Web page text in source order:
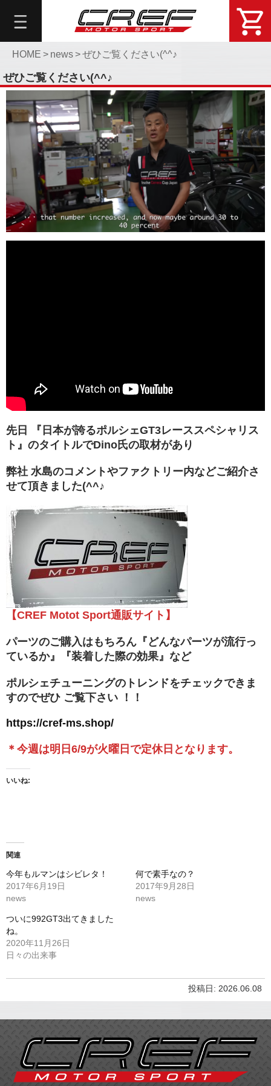
メ
ニ
ー
About
DemoCar
予
約
Online
Customer
Racing
フ
ィ
ム
GiroDisc
HOME > news>ぜひご覧ください(^^♪
ぜひご覧ください(^^♪
先日 『日本が誇るポルシェGT3レーススペシャリス
ト』のタイトルでDino氏の取材があり
弊社 水島のコメントやファクトリー内などご紹介さ
せて頂きました(^^♪
【CREF Motot Sport通販サイト】
パーツのご購入はもちろん『どんなパーツが流行っ
ているか』『装着した際の効果』など
ポルシェチューニングのトレンドをチェックできま
すのでぜひ ご覧下さい ！！
https://cref-ms.shop/
＊今週は明日6/9が火曜日で定休日となります。
いいね:
関連
今年もルマンはシビレタ！
2017年6月19日
news
何で素手なの？
2017年9月28日
news
ついに992GT3出てきました
ね。
2020年11月26日
日々の出来事
投稿日: 2026.06.08